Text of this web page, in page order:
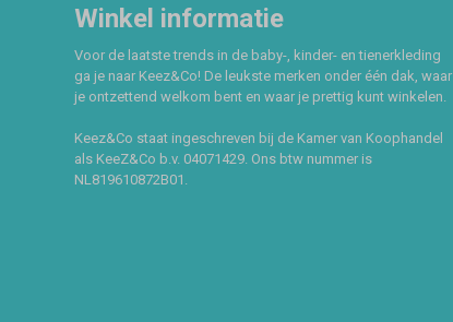
Winkel informatie
Voor de laatste trends in de baby-, kinder- en tienerkleding
ga je naar Keez&Co! De leukste merken onder één dak, waar
je ontzettend welkom bent en waar je prettig kunt winkelen.
Keez&Co staat ingeschreven bij de Kamer van Koophandel
als KeeZ&Co b.v. 04071429. Ons btw nummer is
NL819610872B01.